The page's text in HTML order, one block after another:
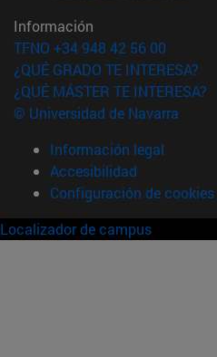
Información
TFNO +34 948 42 56 00
¿QUÉ GRADO TE INTERESA?
¿QUÉ MÁSTER TE INTERESA?
© Universidad de Navarra
Información legal
Accesibilidad
Configuración de cookies
Localizador de campus